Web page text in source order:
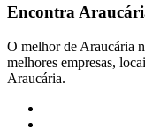
Encontra
O melhor de Araucária
melhores empresas,
Araucária.